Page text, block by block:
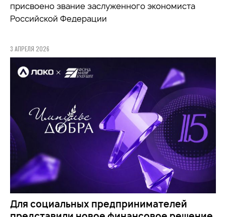
присвоено звание заслуженного экономиста
Российской Федерации
3 АПРЕЛЯ 2026
Для социальных предпринимателей